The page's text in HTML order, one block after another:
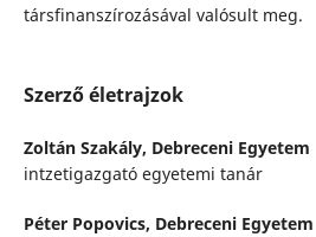
társfinanszírozásával valósult meg.
Szerző életrajzok
Zoltán Szakály, Debreceni Egyetem
intzetigazgató egyetemi tanár
Péter Popovics, Debreceni Egyetem